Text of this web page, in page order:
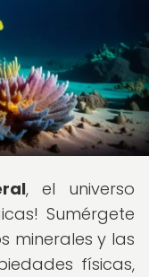
, el universo
Sumérgete
minerales y las
físicas,